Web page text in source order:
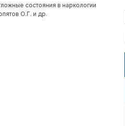
состояния в наркологии
О.Г. и др.